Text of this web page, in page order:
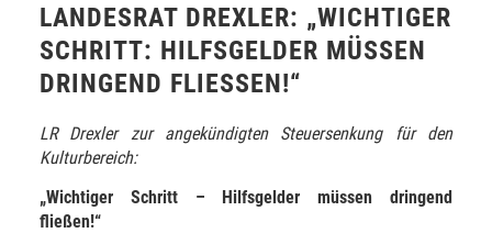
LANDESRAT DREXLER: „WICHTIGER
SCHRITT: HILFSGELDER MÜSSEN
DRINGEND FLIESSEN!“
LR Drexler zur angekündigten Steuersenkung für den
Kulturbereich:
„Wichtiger Schritt – Hilfsgelder müssen dringend
fließen!“